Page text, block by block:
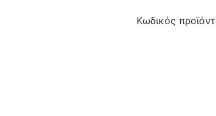
Κωδικός